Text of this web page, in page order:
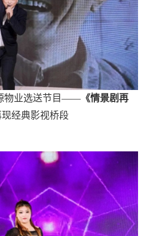
物业选送节目—— 《情景剧再
现经典影视桥段